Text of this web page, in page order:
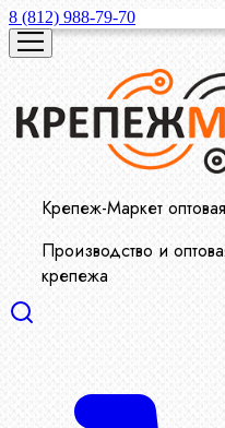
8 (812) 988-79-70
Крепеж-Маркет
Производство и
крепежа